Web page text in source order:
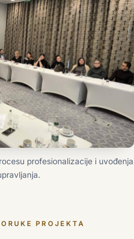
profesionalizacije i uvođenja
PROJEKTA